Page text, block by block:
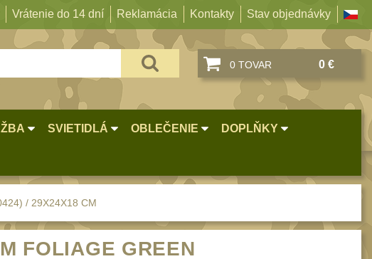
Vrátenie do 14 dní Reklamácia Kontakty Stav objednávky
0 TOVAR 0 €
SVIETIDLÁ OBLEČENIE DOPLŇKY
/ 29X24X18 CM
FOLIAGE GREEN